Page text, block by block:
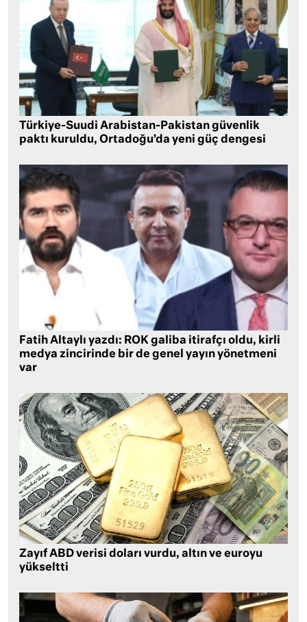
Türkiye-Suudi Arabistan-Pakistan güvenlik
paktı kuruldu, Ortadoğu’da yeni güç dengesi
Fatih Altaylı yazdı: ROK galiba itirafçı oldu, kirli
medya zincirinde bir de genel yayın yönetmeni
var
Zayıf ABD verisi doları vurdu, altın ve euroyu
yükseltti